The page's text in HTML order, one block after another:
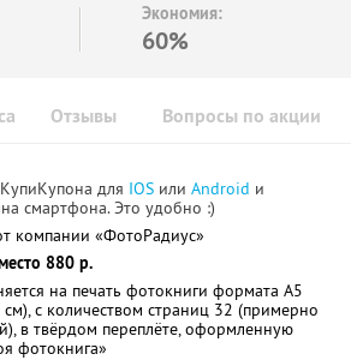
Экономия:
60%
Отзывы Вопросы по акции
для IOS или Android и
смартфона. Это удобно :)
компании «ФотоРадиус»
880 р.
на печать фотокниги формата А5
с количеством страниц 32 (примерно
в твёрдом переплёте, оформленную
фотокнига»